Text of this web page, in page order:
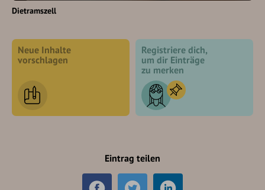
Dietramszell
Neue Inhalte
vorschlagen
Registriere dich,
um dir Einträge
zu merken
Eintrag teilen